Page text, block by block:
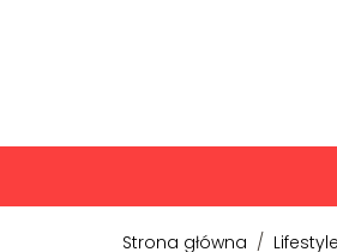
Strona główna / Lifestyle